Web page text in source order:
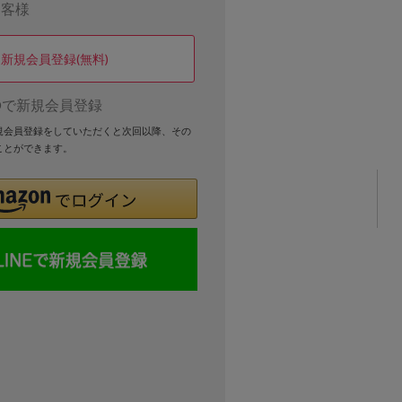
様
新規会員登録(無料)
新規会員登録
員登録をしていただくと次回以降、その
ができます。